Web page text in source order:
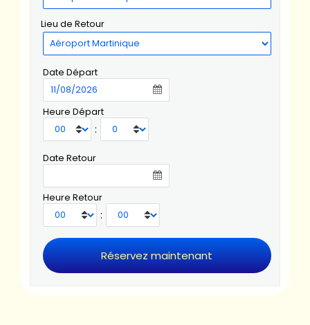
Lieu de Retour
Date Départ
Heure Départ
:
Date Retour
Heure Retour
: